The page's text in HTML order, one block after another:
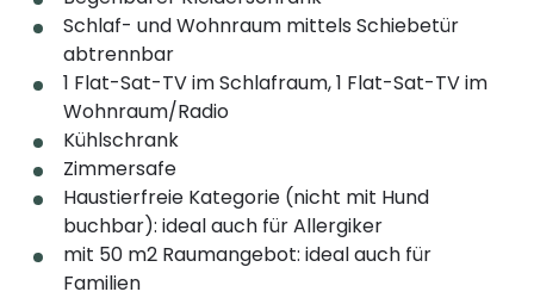
Schlaf- und Wohnraum mittels Schiebetür
abtrennbar
1 Flat-Sat-TV im Schlafraum, 1 Flat-Sat-TV im
Wohnraum/Radio
Kühlschrank
Zimmersafe
Haustierfreie Kategorie (nicht mit Hund
buchbar): ideal auch für Allergiker
mit 50 m2 Raumangebot: ideal auch für
Familien